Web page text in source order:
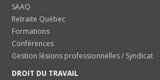
SAAQ
Retraite Québec
Formations
Conférences
Gestion lésions professionnelles / Syndicat
DROIT DU TRAVAIL